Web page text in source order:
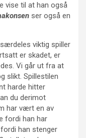
vise til at han også
ser også en
viktig spiller
er skadet, er
Vi går ut fra at
slikt. Spillestilen
harde hitter
du derimot
har vært en av
fordi han har
han stenger